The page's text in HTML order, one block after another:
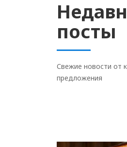
посты
Свежие новости от
предложения